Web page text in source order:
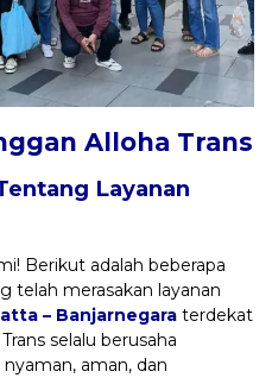
Alloha Trans
Layanan
Berikut adalah beberapa
telah merasakan layanan
– Banjarnegara terdekat
selalu berusaha
aman, dan